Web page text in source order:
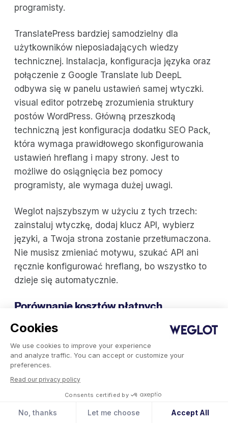
Cookies
We use cookies to improve your experience
and analyze traffic. You can accept or customize your
preferences.
Read our privacy policy
Consents certified by
No, thanks Let me choose Accept All
programisty.
TranslatePress bardziej samodzielny dla
użytkowników nieposiadających wiedzy
technicznej. Instalacja, konfiguracja języka oraz
połączenie z Google Translate lub DeepL
odbywa się w panelu ustawień samej wtyczki.
visual editor potrzebę zrozumienia struktury
postów WordPress. Główną przeszkodą
techniczną jest konfiguracja dodatku SEO Pack,
która wymaga prawidłowego skonfigurowania
ustawień hreflang i mapy strony. Jest to
możliwe do osiągnięcia bez pomocy
programisty, ale wymaga dużej uwagi.
Weglot najszybszym w użyciu z tych trzech:
zainstaluj wtyczkę, dodaj klucz API, wybierz
języki, a Twoja strona zostanie przetłumaczona.
Nie musisz zmieniać motywu, szukać API ani
ręcznie konfigurować hreflang, bo wszystko to
dzieje się automatycznie.
Porównanie kosztów płatnych
Polylang 99–198 euro rocznie, a TranslatePress
od 99 do 349 euro, ale prawdziwe koszty kryją
się w miesięcznych zestawieniach czasu pracy i
rachunkach za hosting.
Oprócz tych opłat obie wtyczki wymagają
„dopłat”, jeśli potrzebne są dodatkowe słowa.